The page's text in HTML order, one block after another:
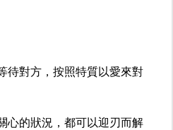
待對方，按照特質以愛來對
心的狀況，都可以迎刃而解